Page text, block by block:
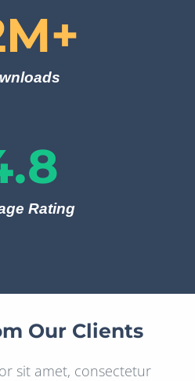
M+
Rating
Our Clients
sit amet, consectetur